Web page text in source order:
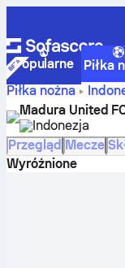
Popularne Piłka
Piłka nożna
Wyniki, mecze,
Madura United FC
Madura United
Indonezja
Przegląd Mecze
Wyróżnione